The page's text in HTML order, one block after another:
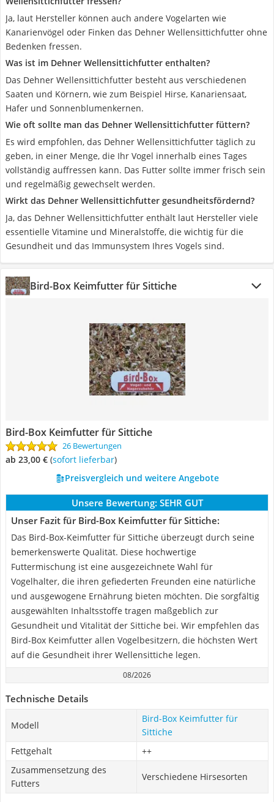
Ja, laut Hersteller können auch andere Vogelarten wie
Kanarienvögel oder Finken das Dehner Wellensittichfutter ohne
Bedenken fressen.
Was ist im Dehner Wellensittichfutter enthalten?
Das Dehner Wellensittichfutter besteht aus verschiedenen
Saaten und Körnern, wie zum Beispiel Hirse, Kanariensaat,
Hafer und Sonnenblumenkernen.
Wie oft sollte man das Dehner Wellensittichfutter füttern?
Es wird empfohlen, das Dehner Wellensittichfutter täglich zu
geben, in einer Menge, die Ihr Vogel innerhalb eines Tages
vollständig auffressen kann. Das Futter sollte immer frisch sein
und regelmäßig gewechselt werden.
Wirkt das Dehner Wellensittichfutter gesundheitsfördernd?
Ja, das Dehner Wellensittichfutter enthält laut Hersteller viele
essentielle Vitamine und Mineralstoffe, die wichtig für die
Gesundheit und das Immunsystem Ihres Vogels sind.
Bird-Box Keimfutter für Sittiche
Bird-Box Keimfutter für Sittiche
26 Bewertungen
ab 23,00 € ( Sofort lieferbar)
Preisvergleich und weitere Angebote
Unsere Bewertung: SEHR GUT
Unser Fazit für Bird-Box Keimfutter für Sittiche:
Das Bird-Box-Keimfutter für Sittiche überzeugt durch seine
bemerkenswerte Qualität. Diese hochwertige
Futtermischung ist eine ausgezeichnete Wahl für
Vogelhalter, die ihren gefiederten Freunden eine natürliche
und ausgewogene Ernährung bieten möchten. Die sorgfältig
ausgewählten Inhaltsstoffe tragen maßgeblich zur
Gesundheit und Vitalität der Sittiche bei. Wir empfehlen das
Bird-Box Keimfutter allen Vogelbesitzern, die höchsten Wert
auf die Gesundheit ihrer Wellensittiche legen.
08/2026
Technische Details
Modell
Bird-Box Keimfutter für
Sittiche
Fettgehalt
++
Zusammensetzung des
Futters
Verschiedene Hirsesorten